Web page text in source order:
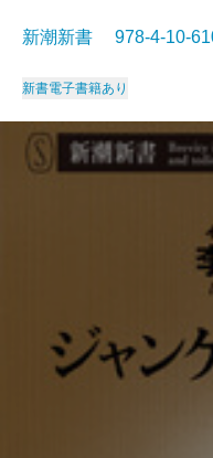
新潮新書 978-4-10-
新書電子書籍あり